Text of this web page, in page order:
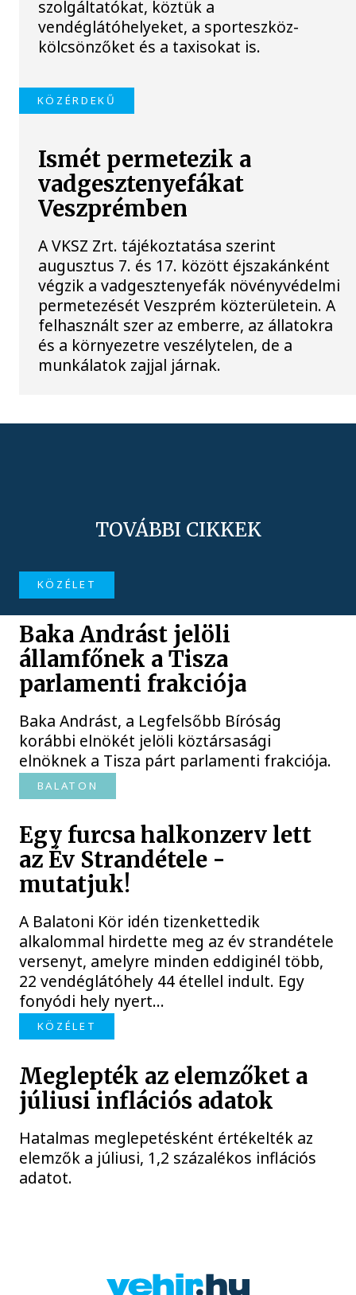
szolgáltatókat, köztük a
vendéglátóhelyeket, a sporteszköz-
kölcsönzőket és a taxisokat is.
KÖZÉRDEKŰ
Ismét permetezik a
vadgesztenyefákat
Veszprémben
A VKSZ Zrt. tájékoztatása szerint
augusztus 7. és 17. között éjszakánként
végzik a vadgesztenyefák növényvédelmi
permetezését Veszprém közterületein. A
felhasznált szer az emberre, az állatokra
és a környezetre veszélytelen, de a
munkálatok zajjal járnak.
TOVÁBBI CIKKEK
KÖZÉLET
Baka Andrást jelöli
államfőnek a Tisza
parlamenti frakciója
Baka Andrást, a Legfelsőbb Bíróság
korábbi elnökét jelöli köztársasági
elnöknek a Tisza párt parlamenti frakciója.
BALATON
Egy furcsa halkonzerv lett
az Év Strandétele -
mutatjuk!
A Balatoni Kör idén tizenkettedik
alkalommal hirdette meg az év strandétele
versenyt, amelyre minden eddiginél több,
22 vendéglátóhely 44 étellel indult. Egy
fonyódi hely nyert...
KÖZÉLET
Meglepték az elemzőket a
júliusi inflációs adatok
Hatalmas meglepetésként értékelték az
elemzők a júliusi, 1,2 százalékos inflációs
adatot.